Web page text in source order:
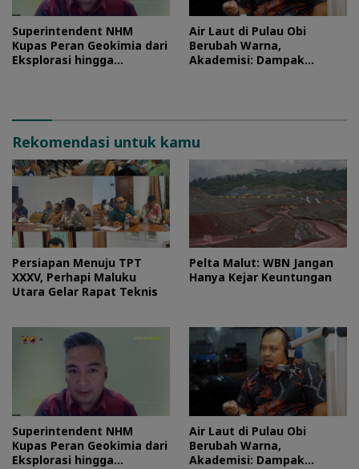
Superintendent NHM
Kupas Peran Geokimia dari
Eksplorasi hingga
Air Laut di Pulau Obi
Berubah Warna,
Akademisi: Dampak
Rekomendasi untuk kamu
Persiapan Menuju TPT
XXXV, Perhapi Maluku
Utara Gelar Rapat Teknis
Pelta Malut: WBN Jangan
Hanya Kejar Keuntungan
Superintendent NHM
Kupas Peran Geokimia dari
Eksplorasi hingga
Air Laut di Pulau Obi
Berubah Warna,
Akademisi: Dampak